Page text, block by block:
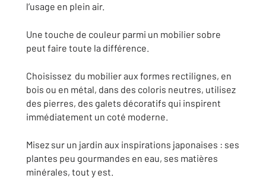
l’usage en plein air.
Une touche de couleur parmi un mobilier sobre
peut faire toute la différence.
Choisissez du mobilier aux formes rectilignes, en
bois ou en métal, dans des coloris neutres, utilisez
des pierres, des galets décoratifs qui inspirent
immédiatement un coté moderne.
Misez sur un jardin aux inspirations japonaises : ses
plantes peu gourmandes en eau, ses matières
minérales, tout y est.